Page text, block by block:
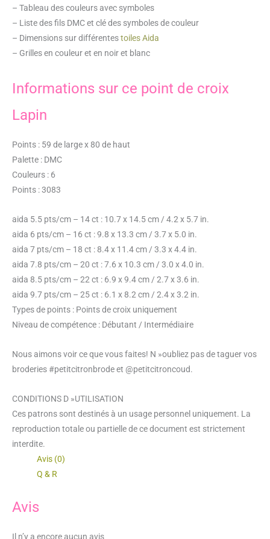
– Tableau des couleurs avec symboles
– Liste des fils DMC et clé des symboles de couleur
– Dimensions sur différentestoiles Aida
– Grilles en couleur et en noir et blanc
Informations sur ce point de croix
Lapin
Points : 59 de large x 80 de haut
Palette : DMC
Couleurs : 6
Points : 3083
aida 5.5 pts/cm – 14 ct : 10.7 x 14.5 cm / 4.2 x 5.7 in.
aida 6 pts/cm – 16 ct : 9.8 x 13.3 cm / 3.7 x 5.0 in.
aida 7 pts/cm – 18 ct : 8.4 x 11.4 cm / 3.3 x 4.4 in.
aida 7.8 pts/cm – 20 ct : 7.6 x 10.3 cm / 3.0 x 4.0 in.
aida 8.5 pts/cm – 22 ct : 6.9 x 9.4 cm / 2.7 x 3.6 in.
aida 9.7 pts/cm – 25 ct : 6.1 x 8.2 cm / 2.4 x 3.2 in.
Types de points : Points de croix uniquement
Niveau de compétence : Débutant / Intermédiaire
Nous aimons voir ce que vous faites! N »oubliez pas de taguer vos
broderies #petitcitronbrode et @petitcitroncoud.
CONDITIONS D »UTILISATION
Ces patrons sont destinés à un usage personnel uniquement. La
reproduction totale ou partielle de ce document est strictement
interdite.
Avis (0)
Q & R
Avis
Il n’y a encore aucun avis